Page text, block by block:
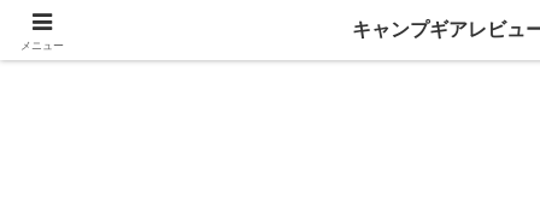
メニュー
キャンプギアレビュ